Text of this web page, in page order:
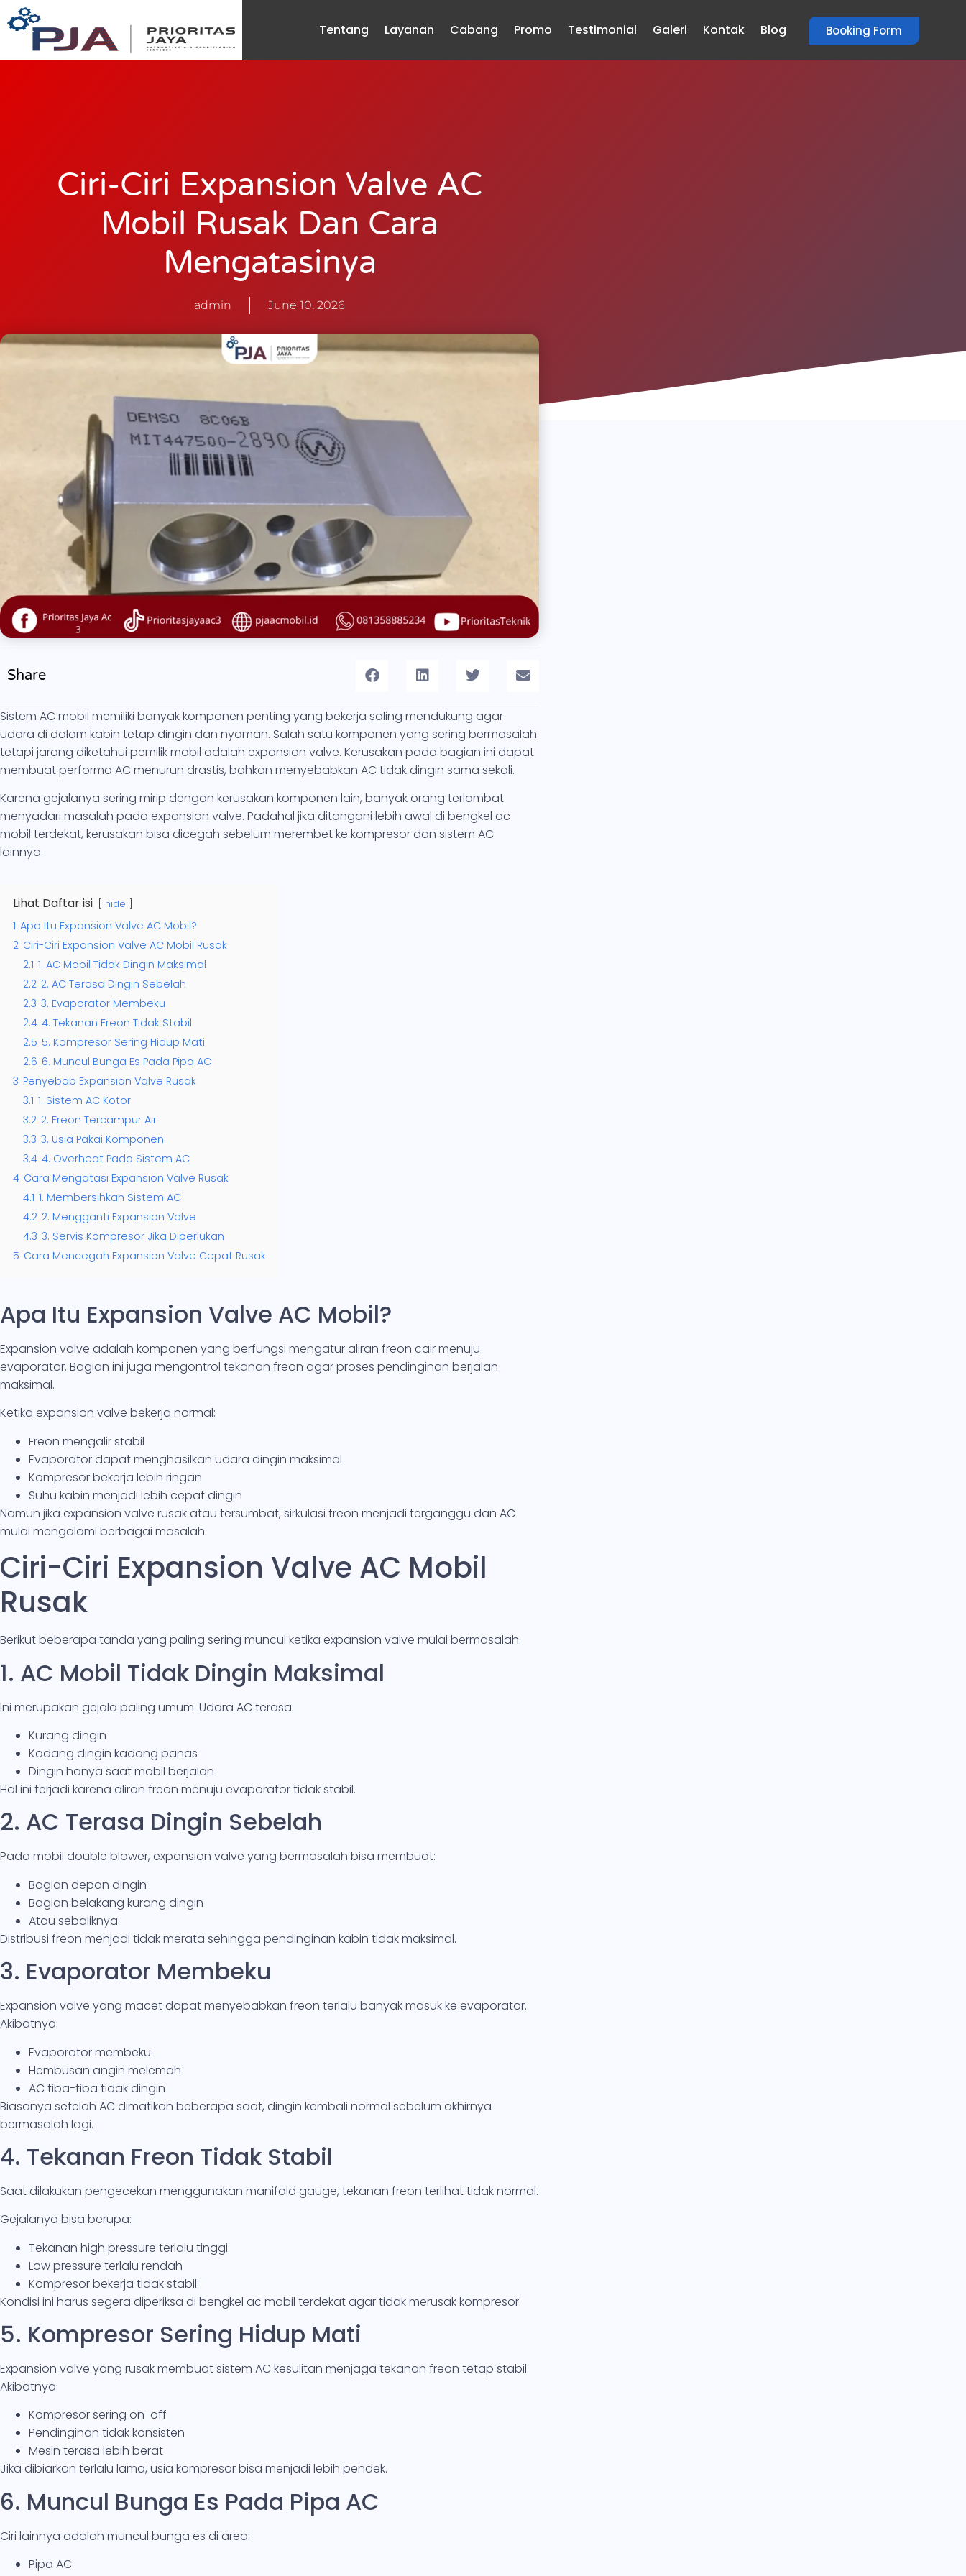
Tentang Layanan Cabang Promo Testimonial Galeri Kontak Blog Booking Form
Ciri-Ciri Expansion Valve AC
Mobil Rusak Dan Cara
Mengatasinya
admin June 10, 2026
Share
Sistem AC mobil memiliki banyak komponen penting yang bekerja saling mendukung agar
udara di dalam kabin tetap dingin dan nyaman. Salah satu komponen yang sering bermasalah
tetapi jarang diketahui pemilik mobil adalah expansion valve. Kerusakan pada bagian ini dapat
membuat performa AC menurun drastis, bahkan menyebabkan AC tidak dingin sama sekali.
Karena gejalanya sering mirip dengan kerusakan komponen lain, banyak orang terlambat
menyadari masalah pada expansion valve. Padahal jika ditangani lebih awal di bengkel ac
mobil terdekat, kerusakan bisa dicegah sebelum merembet ke kompresor dan sistem AC
lainnya.
Lihat Daftar isi hide
1 Apa Itu Expansion Valve AC Mobil?
2 Ciri-Ciri Expansion Valve AC Mobil Rusak
2.1 1. AC Mobil Tidak Dingin Maksimal
2.2 2. AC Terasa Dingin Sebelah
2.3 3. Evaporator Membeku
2.4 4. Tekanan Freon Tidak Stabil
2.5 5. Kompresor Sering Hidup Mati
2.6 6. Muncul Bunga Es Pada Pipa AC
3 Penyebab Expansion Valve Rusak
3.1 1. Sistem AC Kotor
3.2 2. Freon Tercampur Air
3.3 3. Usia Pakai Komponen
3.4 4. Overheat Pada Sistem AC
4 Cara Mengatasi Expansion Valve Rusak
4.1 1. Membersihkan Sistem AC
4.2 2. Mengganti Expansion Valve
4.3 3. Servis Kompresor Jika Diperlukan
5 Cara Mencegah Expansion Valve Cepat Rusak
Apa Itu Expansion Valve AC Mobil?
Expansion valve adalah komponen yang berfungsi mengatur aliran freon cair menuju
evaporator. Bagian ini juga mengontrol tekanan freon agar proses pendinginan berjalan
maksimal.
Ketika expansion valve bekerja normal:
Freon mengalir stabil
Evaporator dapat menghasilkan udara dingin maksimal
Kompresor bekerja lebih ringan
Suhu kabin menjadi lebih cepat dingin
Namun jika expansion valve rusak atau tersumbat, sirkulasi freon menjadi terganggu dan AC
mulai mengalami berbagai masalah.
Ciri-Ciri Expansion Valve AC Mobil
Rusak
Berikut beberapa tanda yang paling sering muncul ketika expansion valve mulai bermasalah.
1. AC Mobil Tidak Dingin Maksimal
Ini merupakan gejala paling umum. Udara AC terasa:
Kurang dingin
Kadang dingin kadang panas
Dingin hanya saat mobil berjalan
Hal ini terjadi karena aliran freon menuju evaporator tidak stabil.
2. AC Terasa Dingin Sebelah
Pada mobil double blower, expansion valve yang bermasalah bisa membuat:
Bagian depan dingin
Bagian belakang kurang dingin
Atau sebaliknya
Distribusi freon menjadi tidak merata sehingga pendinginan kabin tidak maksimal.
3. Evaporator Membeku
Expansion valve yang macet dapat menyebabkan freon terlalu banyak masuk ke evaporator.
Akibatnya:
Evaporator membeku
Hembusan angin melemah
AC tiba-tiba tidak dingin
Biasanya setelah AC dimatikan beberapa saat, dingin kembali normal sebelum akhirnya
bermasalah lagi.
4. Tekanan Freon Tidak Stabil
Saat dilakukan pengecekan menggunakan manifold gauge, tekanan freon terlihat tidak normal.
Gejalanya bisa berupa:
Tekanan high pressure terlalu tinggi
Low pressure terlalu rendah
Kompresor bekerja tidak stabil
Kondisi ini harus segera diperiksa di bengkel ac mobil terdekat agar tidak merusak kompresor.
5. Kompresor Sering Hidup Mati
Expansion valve yang rusak membuat sistem AC kesulitan menjaga tekanan freon tetap stabil.
Akibatnya:
Kompresor sering on-off
Pendinginan tidak konsisten
Mesin terasa lebih berat
Jika dibiarkan terlalu lama, usia kompresor bisa menjadi lebih pendek.
6. Muncul Bunga Es Pada Pipa AC
Ciri lainnya adalah muncul bunga es di area:
Pipa AC